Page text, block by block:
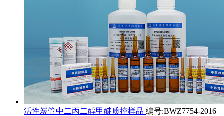
活性炭管中二丙二醇甲醚质控样品 编号:BWZ7754-2016